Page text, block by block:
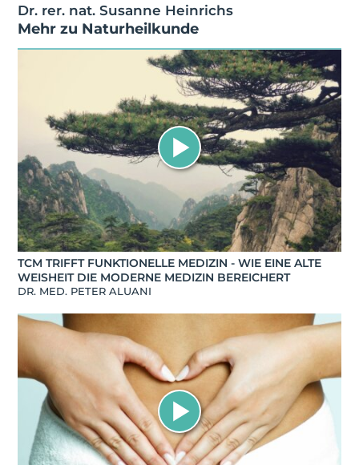
Dr. rer. nat. Susanne Heinrichs
Mehr zu Naturheilkunde
TCM TRIFFT FUNKTIONELLE MEDIZIN - WIE EINE ALTE
WEISHEIT DIE MODERNE MEDIZIN BEREICHERT
DR. MED. PETER ALUANI